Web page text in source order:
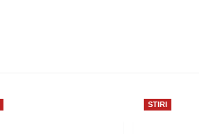
STIRI